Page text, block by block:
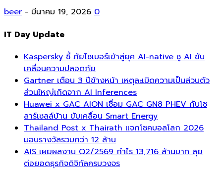
beer - มีนาคม 19, 2026 0
IT Day Update
Kaspersky ชี้ ภัยไซเบอร์เข้าสู่ยุค AI-native ชู AI ขับ
เคลื่อนความปลอดภัย
Gartner เตือน 3 ปีข้างหน้า เหตุละเมิดความเป็นส่วนตัว
ส่วนใหญ่เกิดจาก AI Inferences
Huawei x GAC AION เชื่อม GAC GN8 PHEV กับโซ
ลาร์เซลล์บ้าน ขับเคลื่อน Smart Energy
Thailand Post x Thairath แจกโชคบอลโลก 2026
มอบรางวัลรวมกว่า 12 ล้าน
AIS เผยผลงาน Q2/2569 กำไร 13,716 ล้านบาท ลุย
ต่อยอดธุรกิจดิจิทัลครบวงจร